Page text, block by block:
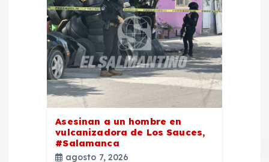
Asesinan a un hombre en
vulcanizadora de Los Sauces,
#Salamanca
agosto 7, 2026